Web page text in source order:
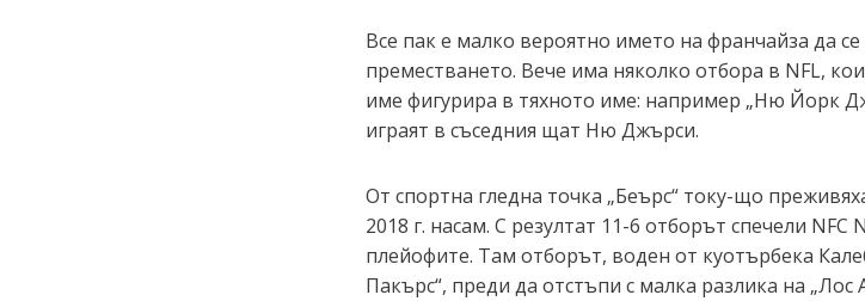
Все пак е малко вероятно името на франчайза да
преместването. Вече има няколко отбора в NFL,
име фигурира в тяхното име: например „Ню Йорк
играят в съседния щат Ню Джърси.
От спортна гледна точка „Беърс“ току-що
2018 г. насам. С резултат 11-6 отборът спечели NFC
плейофите. Там отборът, воден от куотърбека
Пакърс“, преди да отстъпи с малка разлика на „Лос